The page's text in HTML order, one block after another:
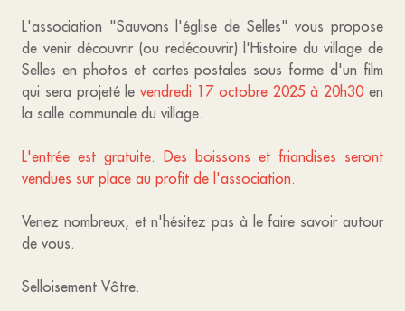
L'association "Sauvons l'église de Selles" vous propose
de venir découvrir (ou redécouvrir) l'Histoire du village de
Selles en photos et cartes postales sous forme d'un film
qui sera projeté le vendredi 17 octobre 2025 à 20h30 en
la salle communale du village.
L'entrée est gratuite. Des boissons et friandises seront
vendues sur place au profit de l'association.
Venez nombreux, et n'hésitez pas à le faire savoir autour
de vous.
Selloisement Vôtre.